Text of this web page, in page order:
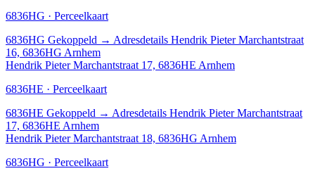
6836HG · Perceelkaart
6836HG Gekoppeld → Adresdetails Hendrik Pieter Marchantstraat
16, 6836HG Arnhem
Hendrik Pieter Marchantstraat 17, 6836HE Arnhem
6836HE · Perceelkaart
6836HE Gekoppeld → Adresdetails Hendrik Pieter Marchantstraat
17, 6836HE Arnhem
Hendrik Pieter Marchantstraat 18, 6836HG Arnhem
6836HG · Perceelkaart